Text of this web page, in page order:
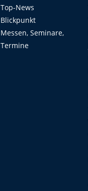
Top-News
Blickpunkt
Messen, Seminare,
Termine